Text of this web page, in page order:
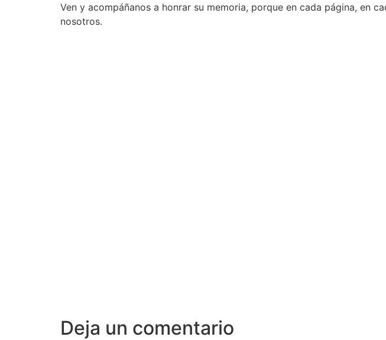
Ven y acompáñanos a honrar su memoria, porque en cada página, en
nosotros.
Deja un comentario